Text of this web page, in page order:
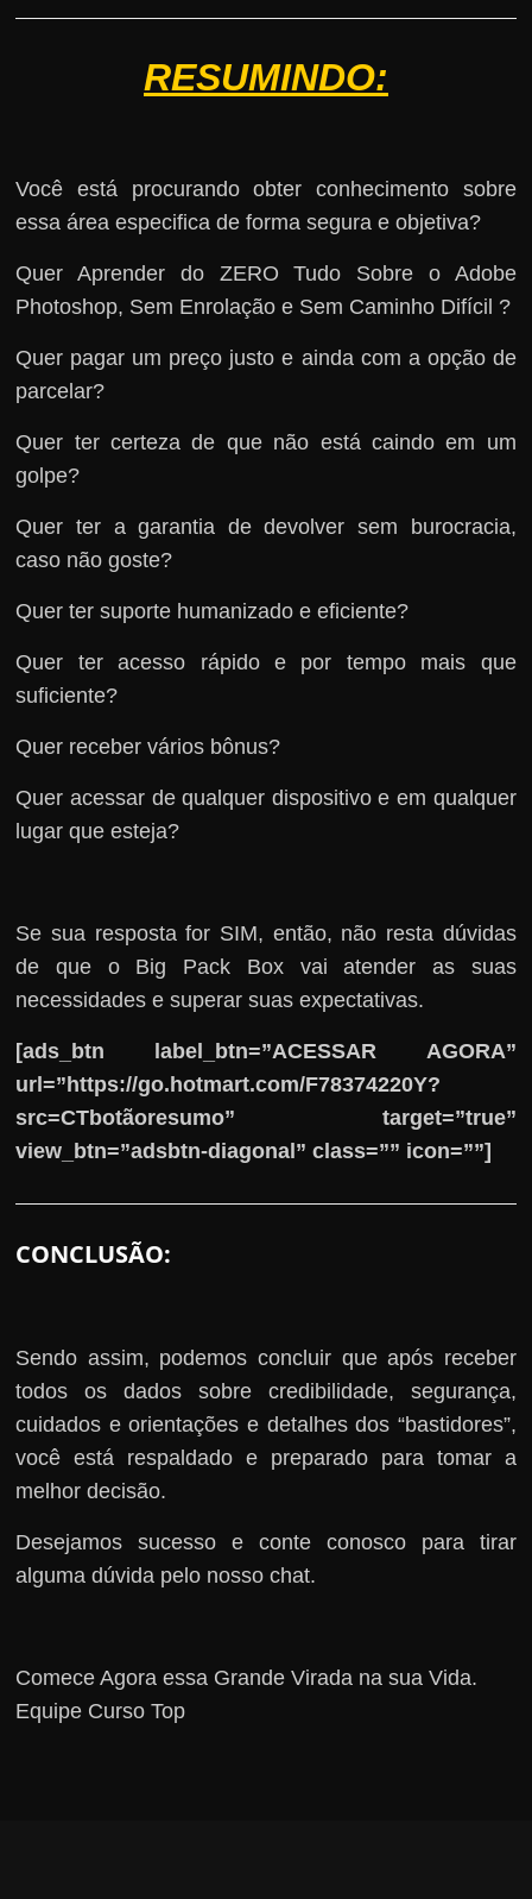
RESUMINDO:
Você está procurando obter conhecimento sobre
essa área especifica de forma segura e objetiva?
Quer Aprender do ZERO Tudo Sobre o Adobe
Photoshop, Sem Enrolação e Sem Caminho Difícil ?
Quer pagar um preço justo e ainda com a opção de
parcelar?
Quer ter certeza de que não está caindo em um
golpe?
Quer ter a garantia de devolver sem burocracia,
caso não goste?
Quer ter suporte humanizado e eficiente?
Quer ter acesso rápido e por tempo mais que
suficiente?
Quer receber vários bônus?
Quer acessar de qualquer dispositivo e em qualquer
lugar que esteja?
Se sua resposta for SIM, então, não resta dúvidas
de que o Big Pack Box vai atender as suas
necessidades e superar suas expectativas.
[ads_btn label_btn=”ACESSAR AGORA”
url=”https://go.hotmart.com/F78374220Y?
src=CTbotãoresumo” target=”true”
view_btn=”adsbtn-diagonal” class=”” icon=””]
CONCLUSÃO:
Sendo assim, podemos concluir que após receber
todos os dados sobre credibilidade, segurança,
cuidados e orientações e detalhes dos “bastidores”,
você está respaldado e preparado para tomar a
melhor decisão.
Desejamos sucesso e conte conosco para tirar
alguma dúvida pelo nosso chat.
Comece Agora essa Grande Virada na sua Vida.
Equipe Curso Top